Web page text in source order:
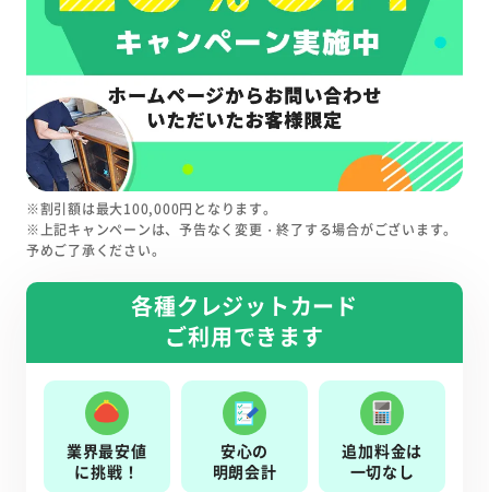
※割引額は最大100,000円となります。
※上記キャンペーンは、予告なく変更・終了する場合がございます。
予めご了承ください。
各種クレジットカード
ご利用できます
業界最安値
に挑戦！
安心の
明朗会計
追加料金は
一切なし